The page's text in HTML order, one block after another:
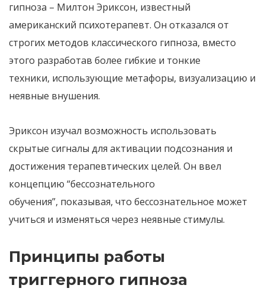
гипноза – Милтон Эриксон, известный
американский психотерапевт. Он отказался от
строгих методов классического гипноза, вместо
этого разработав более гибкие и тонкие
техники, использующие метафоры, визуализацию и
неявные внушения.
Эриксон изучал возможность использовать
скрытые сигналы для активации подсознания и
достижения терапевтических целей. Он ввел
концепцию “бессознательного
обучения”, показывая, что бессознательное может
учиться и изменяться через неявные стимулы.
Принципы работы
триггерного гипноза